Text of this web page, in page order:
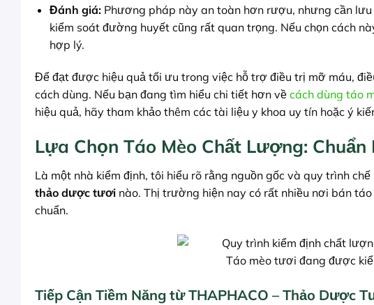
Đánh giá:Phương pháp này an toàn hơn rượu, nhưng cần
kiểm soát đường huyết cũng rất quan trọng. Nếu chọn cách
hợp lý.
Để đạt được hiệu quả tối ưu trong việc hỗ trợ điều trị mỡ máu,
cách dùng. Nếu bạn đang tìm hiểu chi tiết hơn về cách dùng táo
hiệu quả, hãy tham khảo thêm các tài liệu y khoa uy tín hoặc ý
Lựa Chọn Táo Mèo Chất Lượng:
Là một nhà kiểm định, tôi hiểu rõ rằng nguồn gốc và quy trình
thảo dược tươi nào. Thị trường hiện nay có rất nhiều nơi bán
chuẩn.
Táo mèo tươi đang được
Tiếp Cận Tiềm Năng từ THAPHACO – Thảo Dược